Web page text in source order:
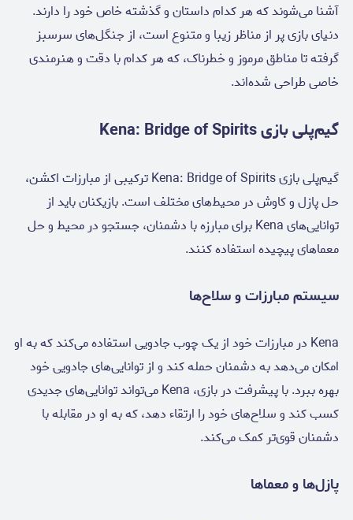
آشنا می‌شوند که هر کدام داستان و گذشته خاص خود را دارند.
دنیای بازی پر از مناظر زیبا و متنوع است، از جنگل‌های سرسبز
گرفته تا مناطق مرموز و خطرناک، که هر کدام با دقت و هنرمندی
خاصی طراحی شده‌اند.
گیم‌پلی بازی Kena: Bridge of Spirits
گیم‌پلی بازی Kena: Bridge of Spirits ترکیبی از مبارزات اکشن،
حل پازل و کاوش در محیط‌های مختلف است. بازیکنان باید از
توانایی‌های Kena برای مبارزه با دشمنان، جستجو در محیط و حل
معماهای پیچیده استفاده کنند.
سیستم مبارزات و سلاح‌ها
Kena در مبارزات خود از یک چوب جادویی استفاده می‌کند که به او
امکان می‌دهد به دشمنان حمله کند و از توانایی‌های جادویی خود
بهره ببرد. با پیشرفت در بازی، Kena می‌تواند توانایی‌های جدیدی
کسب کند و سلاح‌های خود را ارتقاء دهد، که به او در مقابله با
دشمنان قوی‌تر کمک می‌کند.
پازل‌ها و معماها